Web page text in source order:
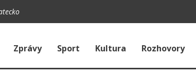
Zprávy Sport Kultura Rozhovory